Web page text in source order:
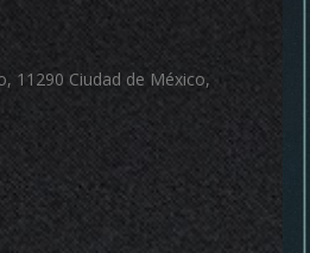
11290 Ciudad de México,